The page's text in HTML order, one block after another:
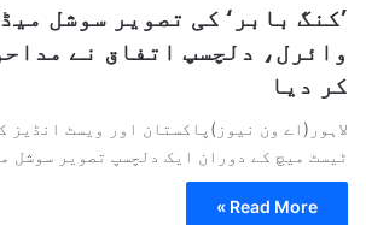
’کنگ بابر‘ کی تصویر سوشل
وائرل، دلچسپ اتفاق نے
کر دیا
لاہور(اے ون نیوز)پاکستان اور ویسٹ انڈیز
ٹیسٹ میچ کے دوران ایک دلچسپ تصویر سوشل
Read More »